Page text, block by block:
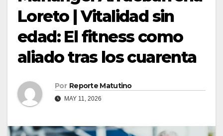
Loreto | Vitalidad sin
edad: El fitness como
aliado tras los cuarenta
Por Reporte Matutino
MAY 11, 2026